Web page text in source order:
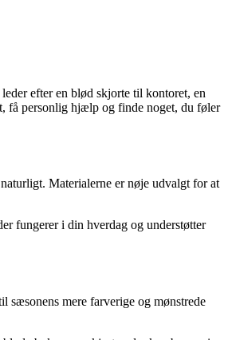
efter en blød skjorte til kontoret, en
få personlig hjælp og finde noget, du føler
Materialerne er nøje udvalgt for at
fungerer i din hverdag og understøtter
mere farverige og mønstrede